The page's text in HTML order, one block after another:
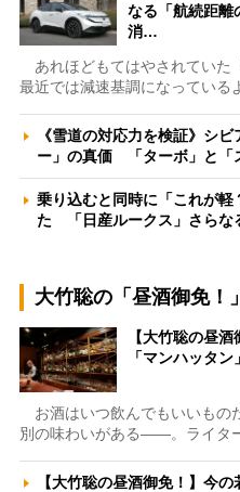
なる「航続距離
消…
あれほどもてはやされていた
最近では減速基調になっている
《雪道の対応力を検証》シ
ー」の真価 「ターボ」と「
乗り込むと同時に「これが
た 「日産ルークス」さらな
大竹聡の「昼酒御免！」
【大竹聡の昼
「マンハッタ
お酒はいつ飲んでもいいもの
別の味わいがある――。ライタ
【大竹聡の昼酒御免！】今